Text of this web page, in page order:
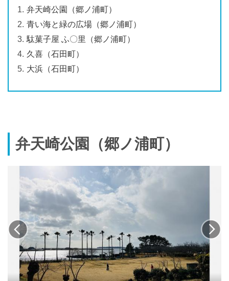
弁天崎公園（郷ノ浦町）
青い海と緑の広場（郷ノ浦町）
駄菓子屋 ふ〇里（郷ノ浦町）
久喜（石田町）
大浜（石田町）
弁天崎公園（郷ノ浦町）